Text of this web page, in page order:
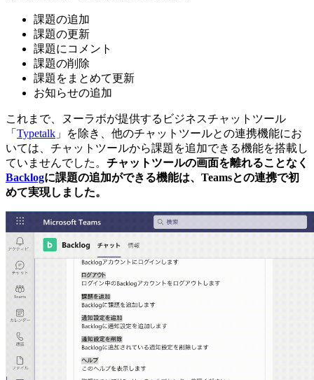
課題の追加
課題の更新
課題にコメント
課題の削除
課題をまとめて更新
お知らせの追加
これまで、ヌーラボが提供するビジネスチャットツール
「 Typetalk 」を除き、他のチャットツールとの連携機能にお
いては、チャットツールから課題を追加できる機能を搭載し
ていませんでした。 チャットツールの画面を離れることなく
Backlogに課題の追加ができる機能は、Teamsとの連携で初
めて実現しました。